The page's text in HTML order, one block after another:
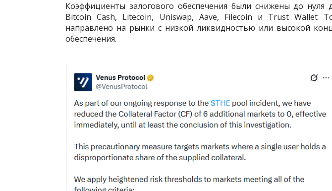
Коэффициенты залогового обеспечения были снижены до нуля
Bitcoin Cash, Litecoin, Uniswap, Aave, Filecoin и Trust Wallet
направлено на рынки с низкой ликвидностью или высокой
обеспечения.